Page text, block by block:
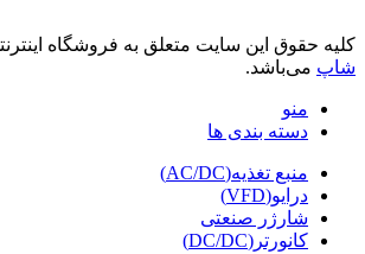
کلیه حقوق این سایت متعلق به فروشگاه
شاپ می‌باشد.
منو
دسته بندی ها
منبع تغذیه(AC/DC)
درایو(VFD)
شارژر صنعتی
کانورتر(DC/DC)